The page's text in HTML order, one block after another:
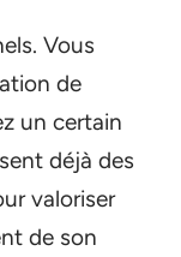
Vous
de
un certain
déjà des
valoriser
de son